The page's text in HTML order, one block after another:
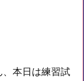
本日は練習試